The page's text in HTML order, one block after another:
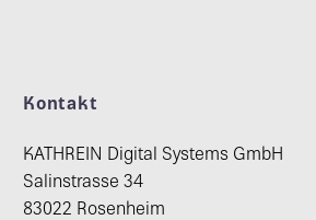
Kontakt
KATHREIN Digital Systems GmbH
Salinstrasse 34
83022 Rosenheim